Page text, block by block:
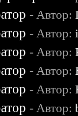
- Автор:
- Автор:
- Автор:
- Автор:
- Автор:
- Автор: